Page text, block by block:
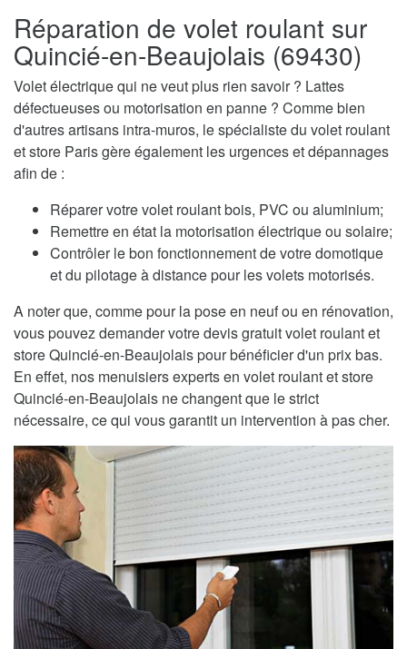
Réparation de volet roulant sur
Quincié-en-Beaujolais (69430)
Volet électrique qui ne veut plus rien savoir ? Lattes
défectueuses ou motorisation en panne ? Comme bien
d'autres artisans intra-muros, le spécialiste du volet roulant
et store Paris gère également les urgences et dépannages
afin de :
Réparer votre volet roulant bois, PVC ou aluminium;
Remettre en état la motorisation électrique ou solaire;
Contrôler le bon fonctionnement de votre domotique
et du pilotage à distance pour les volets motorisés.
A noter que, comme pour la pose en neuf ou en rénovation,
vous pouvez demander votre devis gratuit volet roulant et
store Quincié-en-Beaujolais pour bénéficier d'un prix bas.
En effet, nos menuisiers experts en volet roulant et store
Quincié-en-Beaujolais ne changent que le strict
nécessaire, ce qui vous garantit un intervention à pas cher.